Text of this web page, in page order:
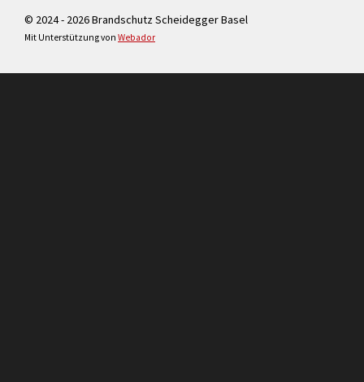
© 2024 - 2026 Brandschutz Scheidegger Basel
Mit Unterstützung von Webador